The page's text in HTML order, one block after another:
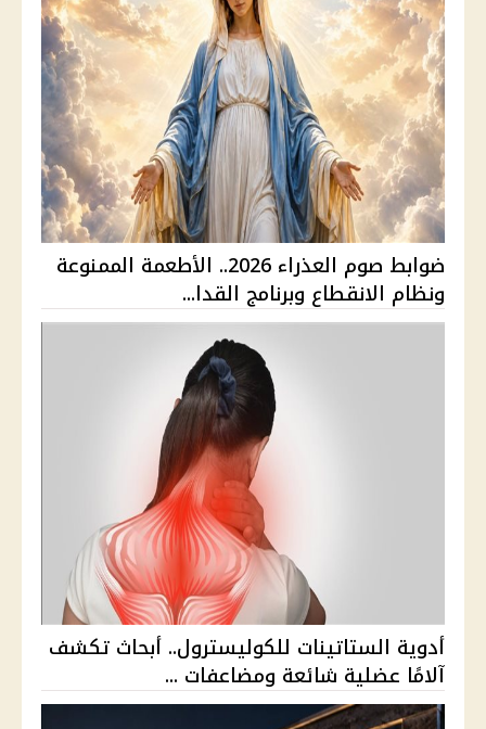
ضوابط صوم العذراء 2026.. الأطعمة الممنوعة
ونظام الانقطاع وبرنامج القدا...
أدوية الستاتينات للكوليسترول.. أبحاث تكشف
آلامًا عضلية شائعة ومضاعفات ...